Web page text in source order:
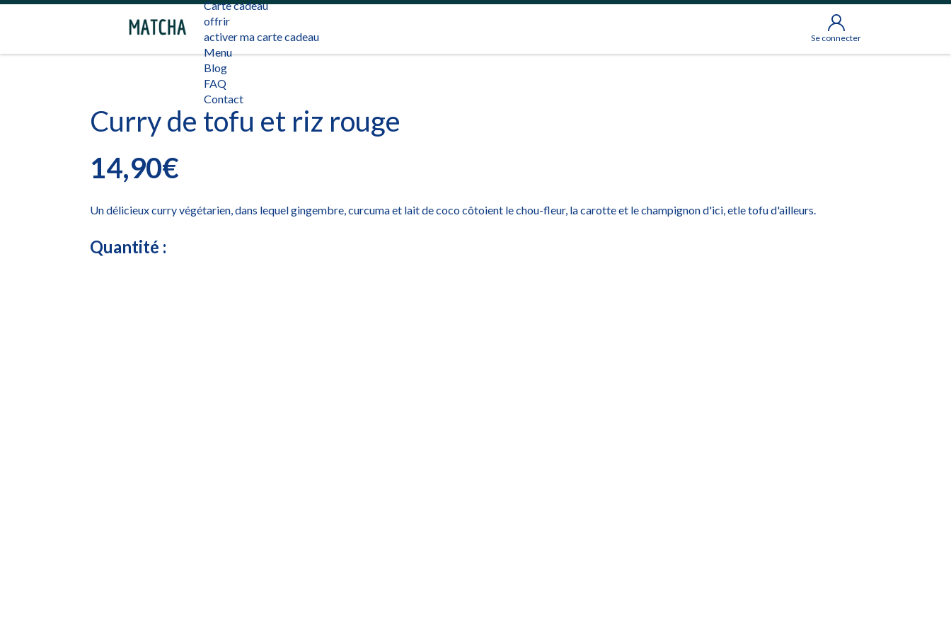
Carte cadeau
offrir
activer ma carte cadeau
Menu
Blog
FAQ
Contact
Se connecter
Curry de tofu et riz rouge
14,90€
Un délicieux curry végétarien, dans lequel gingembre, curcuma et lait de coco côtoient le chou-fleur, la carotte et le champignon d'ici, etle tofu d'ailleurs.
Quantité :